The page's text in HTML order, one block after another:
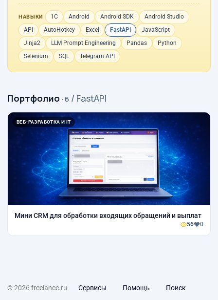
НАВЫКИ 1С Android Android SDK
Android Studio
API
AutoHotkey Excel FastAPI
JavaScript
Jinja2
LLM Prompt Engineering Pandas
Python
Selenium
SQL Telegram API
Портфолио · 6 / FastAPI
ВЕБ-РАЗРАБОТКА И IT
Мини CRM для обработки входящих обращений и выплат
56 0
© 2026 freelance.ru Сервисы Помощь Поиск